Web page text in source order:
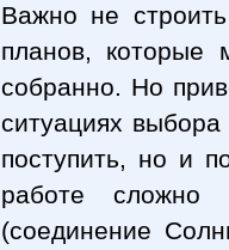
Важно не
планов, которые
собранно. Но
ситуациях
поступить, но и
работе сложно
(соединение